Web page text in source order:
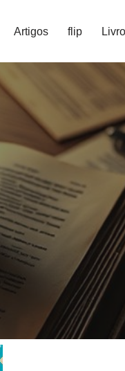
Artigos flip